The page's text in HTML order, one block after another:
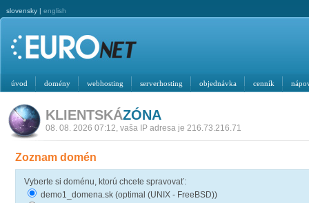
slovensky | english
úvod domény webhosting serverhosting objednávka cenník
KLIENTSKÁZÓNA
08. 08. 2026 07:12, vaša IP adresa je 216.73.216.71
Zoznam domén
Vyberte si doménu, ktorú chcete spravovať:
demo1_domena.sk (optimal (UNIX - FreeBSD))